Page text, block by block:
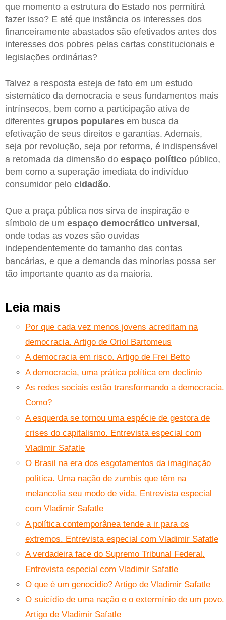
que momento a estrutura do Estado nos permitirá
fazer isso? E até que instância os interesses dos
financeiramente abastados são efetivados antes dos
interesses dos pobres pelas cartas constitucionais e
legislações ordinárias?
Talvez a resposta esteja de fato em um estudo
sistemático da democracia e seus fundamentos mais
intrínsecos, bem como a participação ativa de
diferentes grupos populares em busca da
efetivação de seus direitos e garantias. Ademais,
seja por revolução, seja por reforma, é indispensável
a retomada da dimensão do espaço político público,
bem como a superação imediata do indivíduo
consumidor pelo cidadão.
Que a praça pública nos sirva de inspiração e
símbolo de um espaço democrático universal,
onde todas as vozes são ouvidas
independentemente do tamanho das contas
bancárias, e que a demanda das minorias possa ser
tão importante quanto as da maioria.
Leia mais
Por que cada vez menos jovens acreditam na
democracia. Artigo de Oriol Bartomeus
A democracia em risco. Artigo de Frei Betto
A democracia, uma prática política em declínio
As redes sociais estão transformando a democracia.
Como?
A esquerda se tornou uma espécie de gestora de
crises do capitalismo. Entrevista especial com
Vladimir Safatle
O Brasil na era dos esgotamentos da imaginação
política. Uma nação de zumbis que têm na
melancolia seu modo de vida. Entrevista especial
com Vladimir Safatle
A política contemporânea tende a ir para os
extremos. Entrevista especial com Vladimir Safatle
A verdadeira face do Supremo Tribunal Federal.
Entrevista especial com Vladimir Safatle
O que é um genocídio? Artigo de Vladimir Safatle
O suicídio de uma nação e o extermínio de um povo.
Artigo de Vladimir Safatle